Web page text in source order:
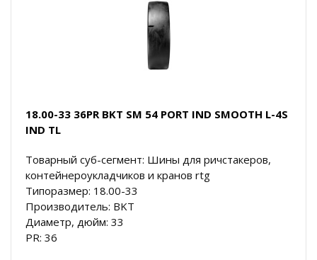
18.00-33 36PR BKT SM 54 PORT IND SMOOTH L-4S
IND TL
Товарный суб-сегмент: Шины для ричстакеров,
контейнероукладчиков и кранов rtg
Типоразмер: 18.00-33
Производитель: BKT
Диаметр, дюйм: 33
PR: 36